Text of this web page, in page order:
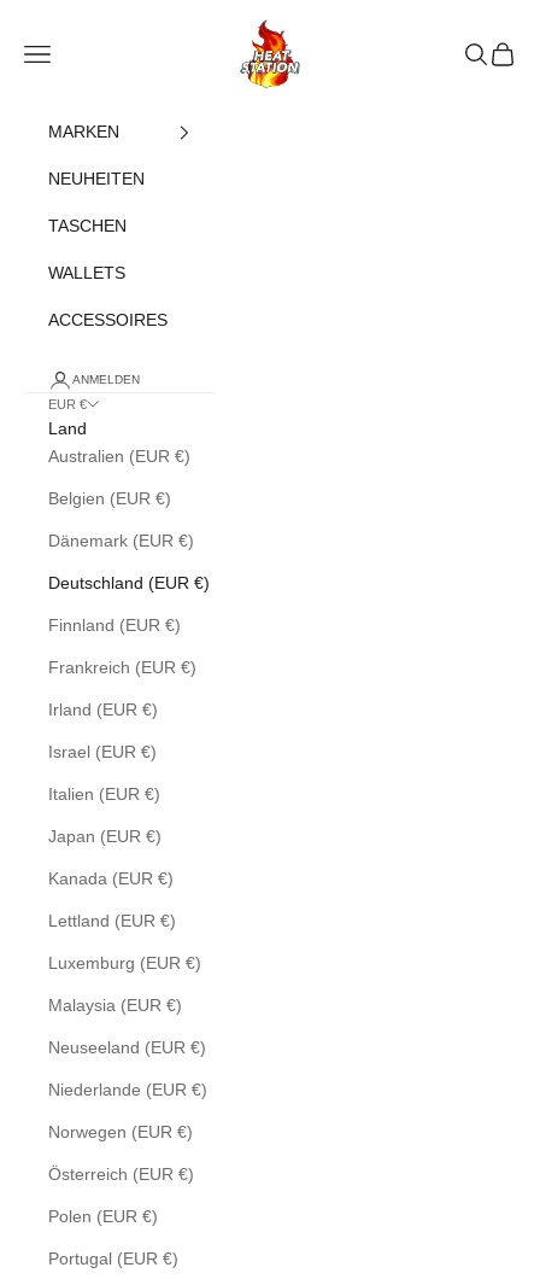
heatstation
Navigationsmenü öffnen
Suche
MARKEN
NEUHEITEN
TASCHEN
WALLETS
ACCESSOIRES
ANMELDEN
EUR €
Land
Australien (EUR €)
Belgien (EUR €)
Dänemark (EUR €)
Deutschland (EUR €)
Finnland (EUR €)
Frankreich (EUR €)
Irland (EUR €)
Israel (EUR €)
Italien (EUR €)
Japan (EUR €)
Kanada (EUR €)
Lettland (EUR €)
Luxemburg (EUR €)
Malaysia (EUR €)
Neuseeland (EUR €)
Niederlande (EUR €)
Norwegen (EUR €)
Österreich (EUR €)
Polen (EUR €)
Portugal (EUR €)